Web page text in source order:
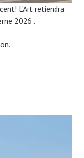
L’Art retiendra
2026 .